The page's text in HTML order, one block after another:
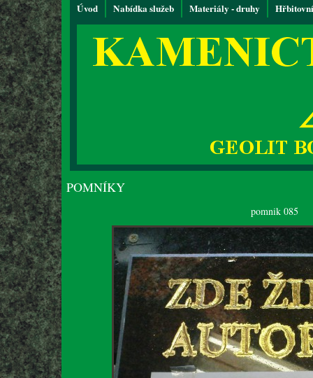
Úvod Nabídka služeb Materiály - druhy
POMNÍKY
pomnik 085